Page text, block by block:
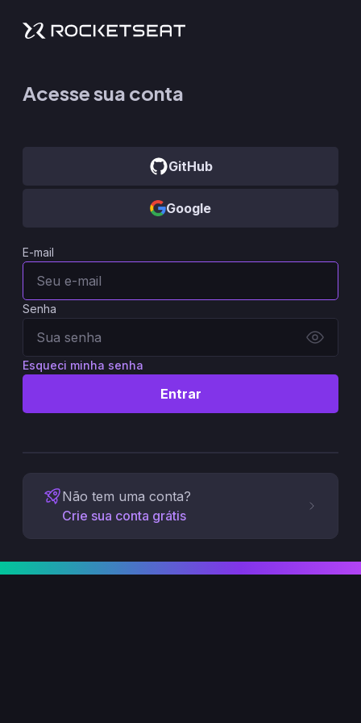
Acesse sua conta
GitHub
Google
E-mail
Senha
Esqueci minha senha
Entrar
Não tem uma conta?
Crie sua conta grátis